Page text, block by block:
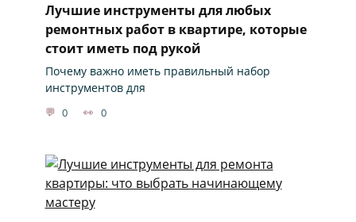
Лучшие инструменты для любых
ремонтных работ в квартире, которые
стоит иметь под рукой
Почему важно иметь правильный набор
инструментов для
0 0